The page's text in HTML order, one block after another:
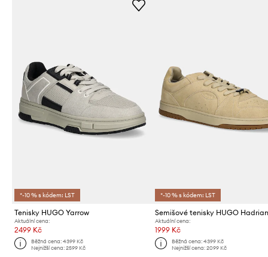
*-10 % s kódem: LST
Tenisky HUGO Yarrow
Aktuální cena:
2499 Kč
Běžná cena:4399 Kč
Nejnižší cena:2599 Kč
*-10 % s kódem: LST
Semišové tenisky HUGO
Aktuální cena:
1999 Kč
Běžná cena: 4399 Kč
Nejnižší cena: 2099 Kč